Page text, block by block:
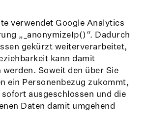
verwendet Google Analytics
„_anonymizeIp()“. Dadurch
gekürzt weiterverarbeitet,
kann damit
Soweit den über Sie
ein Personenbezug zukommt,
ausgeschlossen und die
Daten damit umgehend